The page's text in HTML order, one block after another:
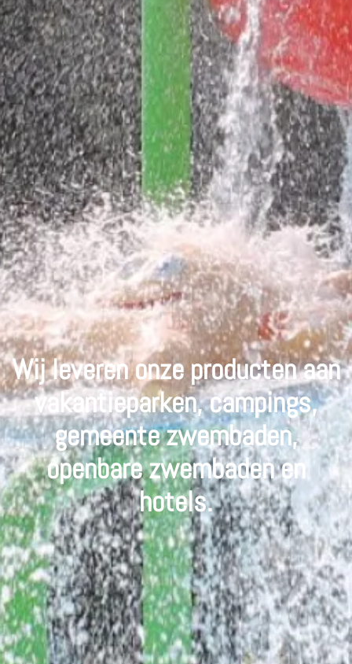
Wij leveren onze producten aan
vakantieparken, campings,
gemeente zwembaden,
openbare zwembaden en
hotels.